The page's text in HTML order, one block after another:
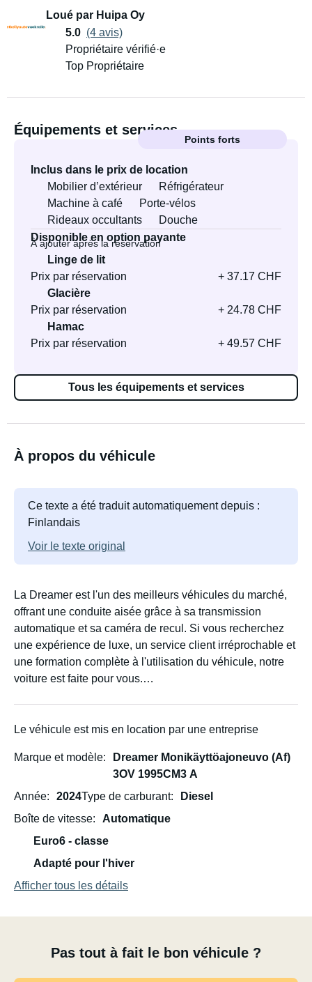
Loué par Huipa Oy
5.0 (4 avis)
Propriétaire vérifié·e
Top Propriétaire
Équipements et services
Points forts
Inclus dans le prix de location
Mobilier d’extérieur
Réfrigérateur
Machine à café
Porte-vélos
Rideaux occultants
Douche
Disponible en option payante
À ajouter après la réservation
Linge de lit
Prix par réservation
+ 37.17 CHF
Glacière
Prix par réservation
+ 24.78 CHF
Hamac
Prix par réservation
+ 49.57 CHF
Tous les équipements et services
À propos du véhicule
Ce texte a été traduit automatiquement depuis :
Finlandais
Voir le texte original
La Dreamer est l'un des meilleurs véhicules du marché,
offrant une conduite aisée grâce à sa transmission
automatique et sa caméra de recul. Si vous recherchez
une expérience de luxe, un service client irréprochable et
une formation complète à l'utilisation du véhicule, notre
voiture est faite pour vous.
offrant une conduite aisée grâce à sa transmission
une expérience de luxe, un service client irréprochable et
une formation complète à l'utilisation du véhicule, notre
voiture est faite pour vous.
Le véhicule est mis en location par une entreprise
Marque et modèle
Dreamer Monikäyttöajoneuvo (Af)
3OV 1995CM3 A
Année
2024Type de carburant
Diesel
Boîte de vitesse
Automatique
Euro6 - classe
Adapté pour l'hiver
Afficher tous les détails
Pas tout à fait le bon véhicule ?